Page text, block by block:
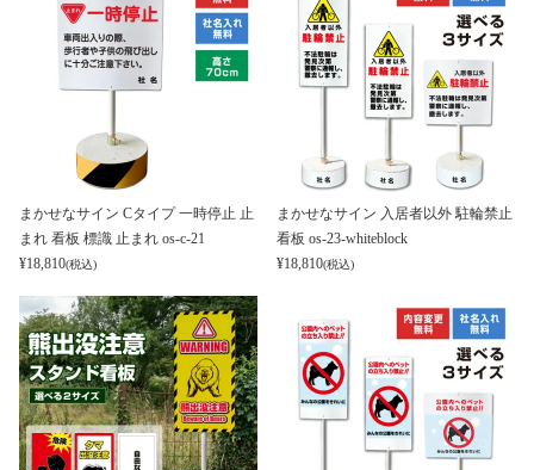
まかせなサイン Cタイプ 一時停止 止
まれ 看板 標識 止まれ os-c-21
¥18,810(税込)
まかせなサイン 入居者以外 駐輪禁止
看板 os-23-whiteblock
¥18,810(税込)